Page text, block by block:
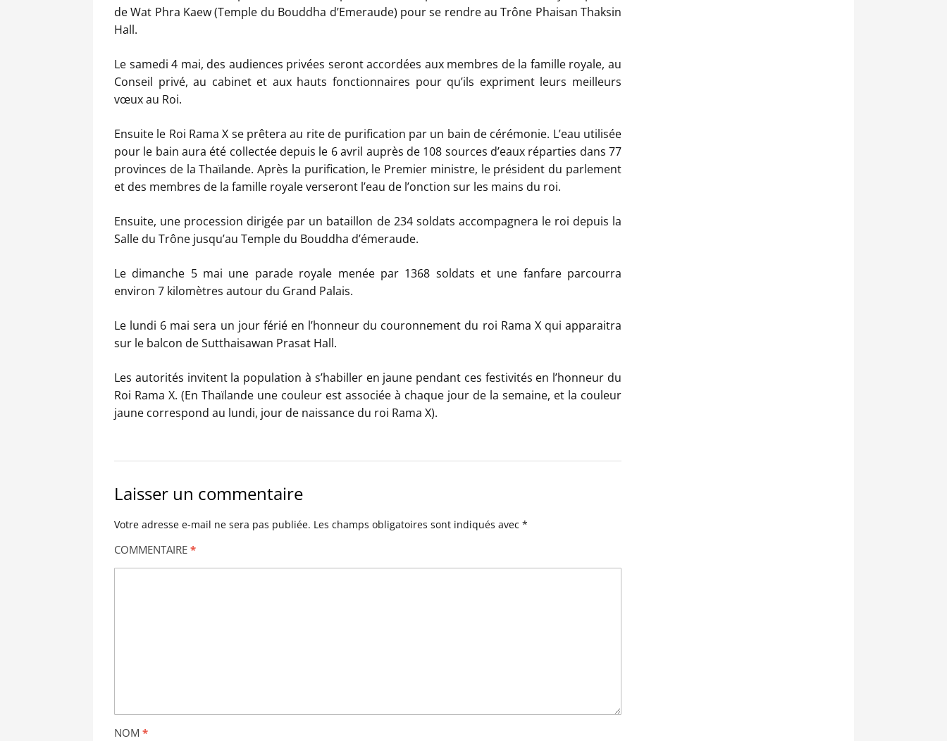
de Wat Phra Kaew (Temple du Bouddha d’Emeraude) pour se rendre au Trône Phaisan Thaksin
Hall.
Le samedi 4 mai, des audiences privées seront accordées aux membres de la famille royale, au
Conseil privé, au cabinet et aux hauts fonctionnaires pour qu’ils expriment leurs meilleurs
vœux au Roi.
Ensuite le Roi Rama X se prêtera au rite de purification par un bain de cérémonie. L’eau utilisée
pour le bain aura été collectée depuis le 6 avril auprès de 108 sources d’eaux réparties dans 77
provinces de la Thaïlande. Après la purification, le Premier ministre, le président du parlement
et des membres de la famille royale verseront l’eau de l’onction sur les mains du roi.
Ensuite, une procession dirigée par un bataillon de 234 soldats accompagnera le roi depuis la
Salle du Trône jusqu’au Temple du Bouddha d’émeraude.
Le dimanche 5 mai une parade royale menée par 1368 soldats et une fanfare parcourra
environ 7 kilomètres autour du Grand Palais.
Le lundi 6 mai sera un jour férié en l’honneur du couronnement du roi Rama X qui apparaitra
sur le balcon de Sutthaisawan Prasat Hall.
Les autorités invitent la population à s’habiller en jaune pendant ces festivités en l’honneur du
Roi Rama X. (En Thaïlande une couleur est associée à chaque jour de la semaine, et la couleur
jaune correspond au lundi, jour de naissance du roi Rama X).
Laisser un commentaire
Votre adresse e-mail ne sera pas publiée. Les champs obligatoires sont indiqués avec *
COMMENTAIRE *
NOM *